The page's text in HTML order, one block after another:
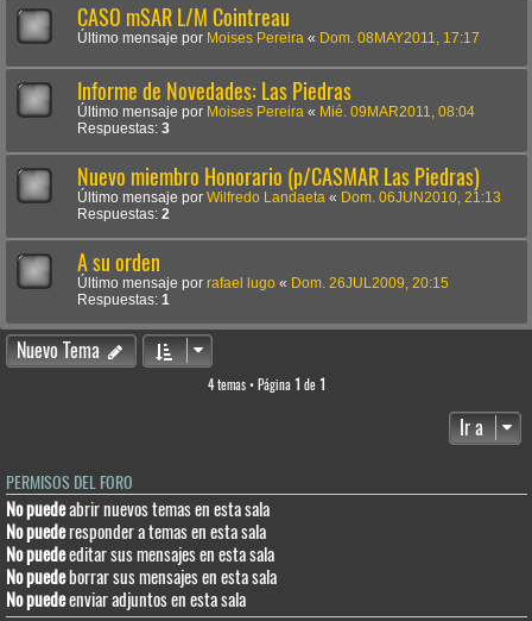
CASO mSAR L/M Cointreau
Último mensaje por Moises Pereira « Dom. 08MAY2011, 17:17
Informe de Novedades: Las Piedras
Último mensaje por Moises Pereira « Mié. 09MAR2011, 08:04
Respuestas: 3
Nuevo miembro Honorario (p/CASMAR Las Piedras)
Último mensaje por Wilfredo Landaeta « Dom. 06JUN2010, 21:13
Respuestas: 2
A su orden
Último mensaje por rafael lugo « Dom. 26JUL2009, 20:15
Respuestas: 1
Nuevo Tema
4 temas • Página 1 de 1
Ir a
PERMISOS DEL FORO
No puedeabrir nuevos temas en esta sala
No puederesponder a temas en esta sala
No puedeeditar sus mensajes en esta sala
No puedeborrar sus mensajes en esta sala
No puedeenviar adjuntos en esta sala